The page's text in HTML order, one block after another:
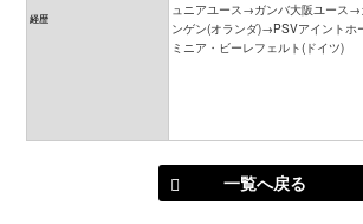
経歴
ュニアユース→ガンバ大阪ユース
ンゲン(オランダ)→PSVアイント
ミニア・ビーレフェルト(ドイツ)
一覧へ戻る